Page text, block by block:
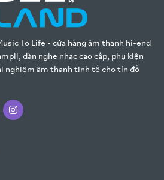
To Life - cửa hàng âm thanh hi-end
dàn nghe nhạc cao cấp, phụ kiện
nghiệm âm thanh tinh tế cho tín đồ